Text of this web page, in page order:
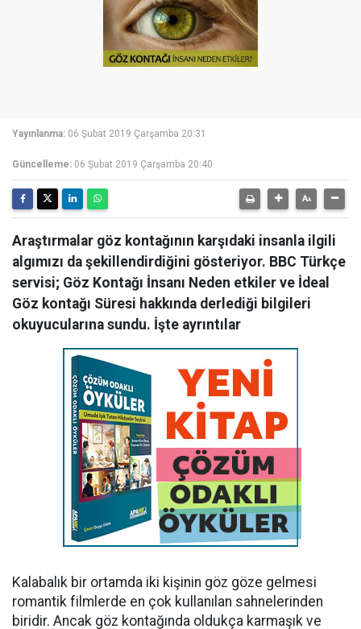
Yayınlanma: 06 Şubat 2019 Çarşamba 20:31
Güncelleme: 06 Şubat 2019 Çarşamba 20:40
Araştırmalar göz kontağının karşıdaki insanla ilgili
algımızı da şekillendirdiğini gösteriyor. BBC Türkçe
servisi; Göz Kontağı İnsanı Neden etkiler ve İdeal
Göz kontağı Süresi hakkında derlediği bilgileri
okuyucularına sundu. İşte ayrıntılar
Kalabalık bir ortamda iki kişinin göz göze gelmesi
romantik filmlerde en çok kullanılan sahnelerinden
biridir. Ancak göz kontağında oldukça karmaşık ve